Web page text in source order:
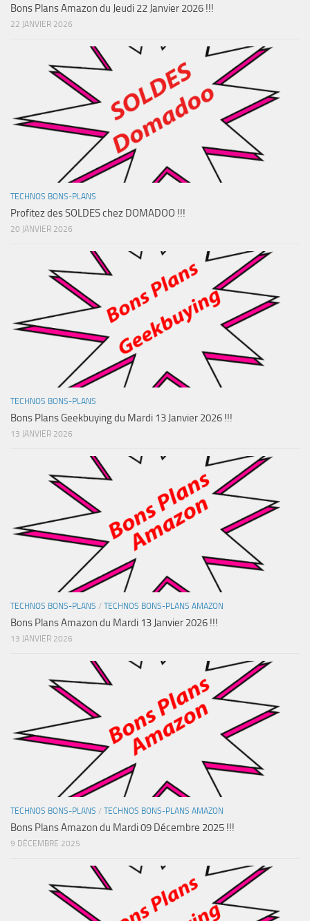
Bons Plans Amazon du Jeudi 22 Janvier 2026 !!!
22 JANVIER 2026
TECHNOS BONS-PLANS
Profitez des SOLDES chez DOMADOO !!!
20 JANVIER 2026
TECHNOS BONS-PLANS
Bons Plans Geekbuying du Mardi 13 Janvier 2026 !!!
13 JANVIER 2026
TECHNOS BONS-PLANS / TECHNOS BONS-PLANS AMAZON
Bons Plans Amazon du Mardi 13 Janvier 2026 !!!
13 JANVIER 2026
TECHNOS BONS-PLANS / TECHNOS BONS-PLANS AMAZON
Bons Plans Amazon du Mardi 09 Décembre 2025 !!!
9 DÉCEMBRE 2025